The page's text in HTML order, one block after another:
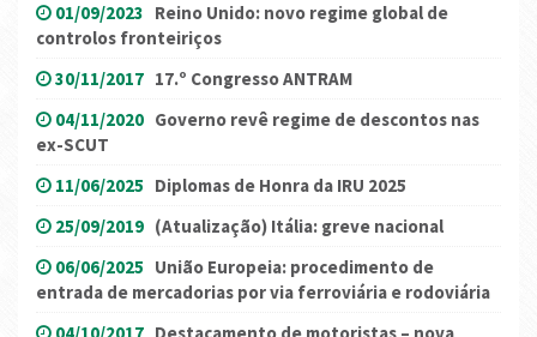
01/09/2023 Reino Unido: novo regime global de
controlos fronteiriços
30/11/2017 17.º Congresso ANTRAM
04/11/2020 Governo revê regime de descontos nas
ex-SCUT
11/06/2025 Diplomas de Honra da IRU 2025
25/09/2019 (Atualização) Itália: greve nacional
06/06/2025 União Europeia: procedimento de
entrada de mercadorias por via ferroviária e rodoviária